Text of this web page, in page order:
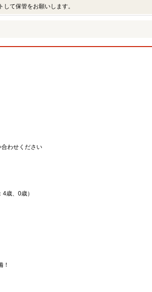
て保管をお願いします。
わせください
、0歳）
！